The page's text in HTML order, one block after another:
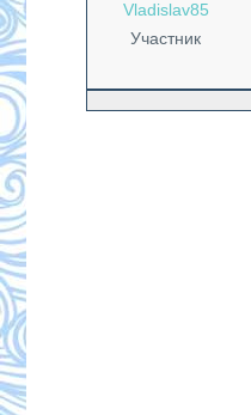
Vladislav85
Участник